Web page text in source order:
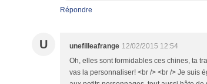
Répondre
U unefilleafrange 12/02/2015 12:54
Oh, elles sont formidables ces chines, ta
vas la personnaliser! <br /> <br /> Je suis